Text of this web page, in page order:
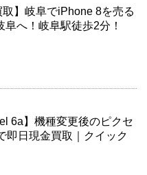
取】岐阜でiPhone 8を売る
阜へ！岐阜駅徒歩2分！
6a】機種変更後のピクセ
即日現金買取｜クイック